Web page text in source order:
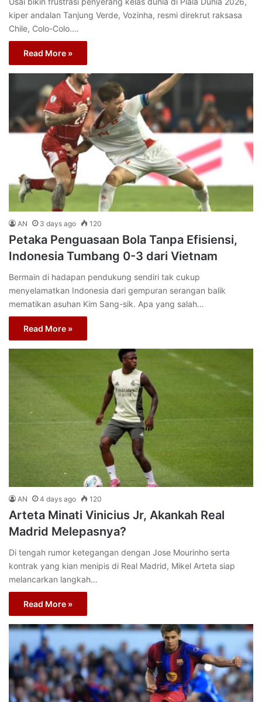
kiper andalan Tanjung Verde, Vozinha, resmi direkrut raksasa
Chile, Colo-Colo.…
Read More »
AN 3 days ago 120
Petaka Penguasaan Bola Tanpa Efisiensi,
Indonesia Tumbang 0-3 dari Vietnam
Bermain di hadapan pendukung sendiri tak cukup
menyelamatkan Indonesia dari gempuran serangan balik
mematikan asuhan Kim Sang-sik. Apa yang salah…
Read More »
AN 4 days ago 120
Arteta Minati Vinicius Jr, Akankah Real
Madrid Melepasnya?
Di tengah rumor ketegangan dengan Jose Mourinho serta
kontrak yang kian menipis di Real Madrid, Mikel Arteta siap
melancarkan langkah…
Read More »